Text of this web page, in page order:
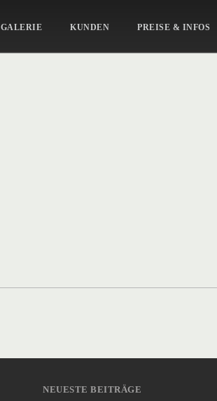
GALERIE KUNDEN PREISE & INFOS
NEUESTE BEITRÄGE